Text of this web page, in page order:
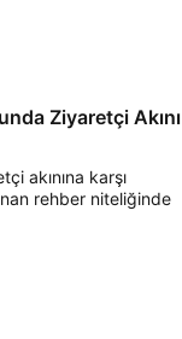
Ziyaretçi Akını
akınına karşı
rehber niteliğinde